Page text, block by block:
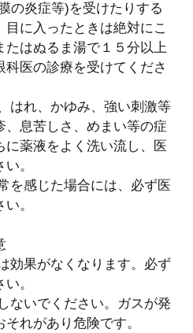
の炎症等)を受けたりする
目に入ったときは絶対にこ
たはぬるま湯で１５分以上
科医の診療を受けてくださ
はれ、かゆみ、強い刺激等
、息苦しさ、めまい等の症
に薬液をよく洗い流し、医
。
を感じた場合には、必ず医
。
効果がなくなります。必ず
。
ないでください。ガスが発
れがあり危険です。